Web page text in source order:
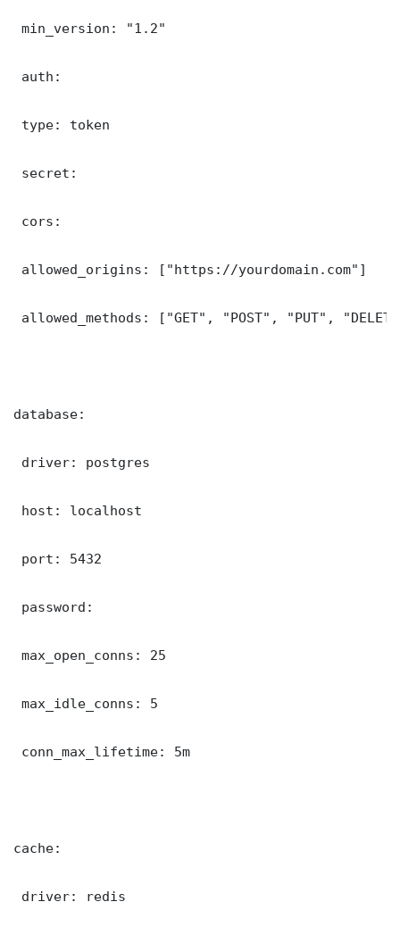
min_version: "1.2"
auth:
type: token
secret:
cors:
allowed_origins: ["https://yourdomain.com"]
allowed_methods: ["GET", "POST", "PUT",
database:
driver: postgres
host: localhost
port: 5432
password:
max_open_conns: 25
max_idle_conns: 5
conn_max_lifetime: 5m
cache:
driver: redis